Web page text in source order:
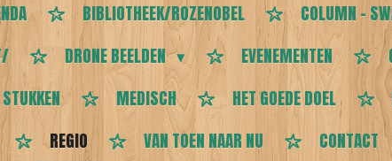
BIBLIOTHEEK/ROZENOBEL
COLUMN -
DRONE BEELDEN EVENEMENTEN
MEDISCH HET GOEDE DOEL
REGIO VAN TOEN NAAR NU CONTACT